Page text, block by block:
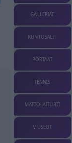
GALLERIAT
KUNTOSALIT
PORTAAT
TENNIS
MATTOLAITURIT
MUSEOT